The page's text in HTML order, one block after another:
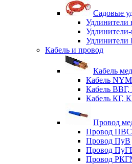
Садовые
Удлинители
Удлинители
Кабель и провод
Кабель
Кабель NYM
Кабель
Кабель КГ,
Провод
Провод ПВС
Провод ПуВ
Провод
Провод